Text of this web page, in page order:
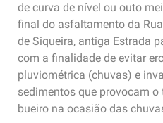
de curva de nível ou outo
final do asfaltamento da
de Siqueira, antiga Estrada
com a finalidade de evitar
pluviométrica (chuvas) e
sedimentos que provocam
bueiro na ocasião das